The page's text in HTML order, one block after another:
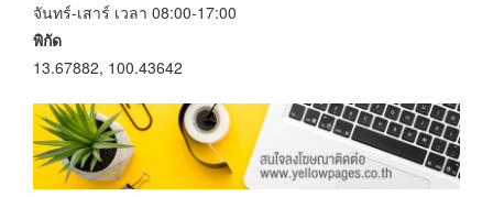
จันทร์-เสาร์ เวลา 08:00-17:00
พิกัด
13.67882, 100.43642